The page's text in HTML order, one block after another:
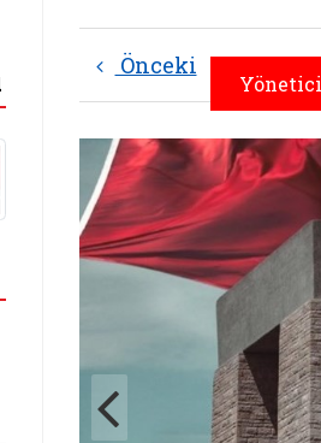
Önceki